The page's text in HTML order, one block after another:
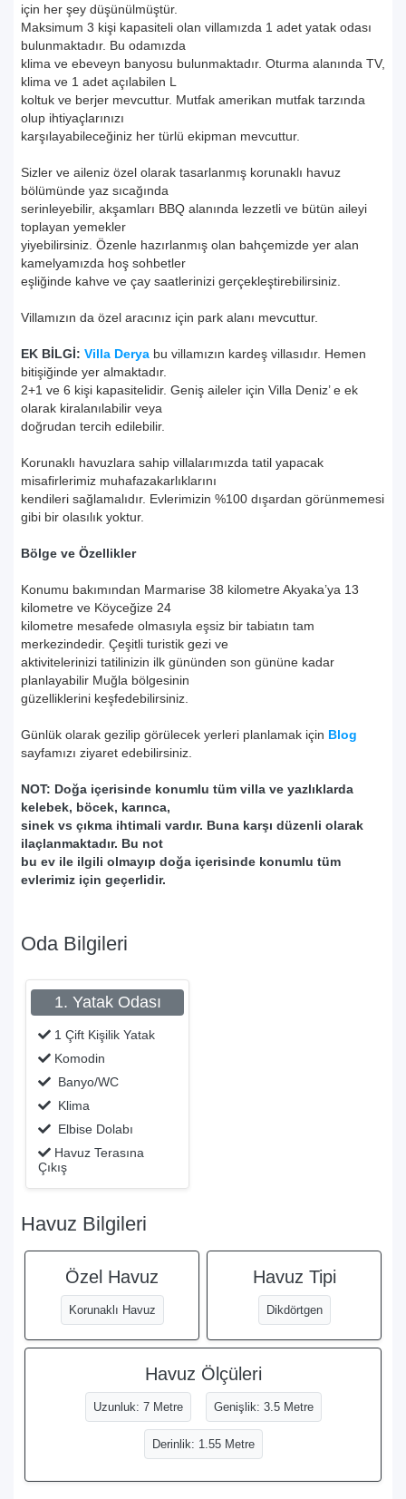
için her şey düşünülmüştür.
Maksimum 3 kişi kapasiteli olan villamızda 1 adet yatak odası
bulunmaktadır. Bu odamızda
klima ve ebeveyn banyosu bulunmaktadır. Oturma alanında TV,
klima ve 1 adet açılabilen L
koltuk ve berjer mevcuttur. Mutfak amerikan mutfak tarzında
olup ihtiyaçlarınızı
karşılayabileceğiniz her türlü ekipman mevcuttur.
Sizler ve aileniz özel olarak tasarlanmış korunaklı havuz
bölümünde yaz sıcağında
serinleyebilir, akşamları BBQ alanında lezzetli ve bütün aileyi
toplayan yemekler
yiyebilirsiniz. Özenle hazırlanmış olan bahçemizde yer alan
kamelyamızda hoş sohbetler
eşliğinde kahve ve çay saatlerinizi gerçekleştirebilirsiniz.
Villamızın da özel aracınız için park alanı mevcuttur.
EK BİLGİ: Villa Derya bu villamızın kardeş villasıdır. Hemen
bitişiğinde yer almaktadır.
2+1 ve 6 kişi kapasitelidir. Geniş aileler için Villa Deniz’ e ek
olarak kiralanılabilir veya
doğrudan tercih edilebilir.
Korunaklı havuzlara sahip villalarımızda tatil yapacak
misafirlerimiz muhafazakarlıklarını
kendileri sağlamalıdır. Evlerimizin %100 dışardan görünmemesi
gibi bir olasılık yoktur.
Bölge ve Özellikler
Konumu bakımından Marmarise 38 kilometre Akyaka’ya 13
kilometre ve Köyceğize 24
kilometre mesafede olmasıyla eşsiz bir tabiatın tam
merkezindedir. Çeşitli turistik gezi ve
aktivitelerinizi tatilinizin ilk gününden son gününe kadar
planlayabilir Muğla bölgesinin
güzelliklerini keşfedebilirsiniz.
Günlük olarak gezilip görülecek yerleri planlamak için Blog
sayfamızı ziyaret edebilirsiniz.
NOT: Doğa içerisinde konumlu tüm villa ve yazlıklarda
kelebek, böcek, karınca,
sinek vs çıkma ihtimali vardır. Buna karşı düzenli olarak
ilaçlanmaktadır. Bu not
bu ev ile ilgili olmayıp doğa içerisinde konumlu tüm
evlerimiz için geçerlidir.
Oda Bilgileri
1. Yatak Odası
1 Çift Kişilik Yatak
Komodin
Banyo/WC
Klima
Elbise Dolabı
Havuz Terasına
Çıkış
Havuz Bilgileri
Özel Havuz
Korunaklı Havuz
Havuz Tipi
Dikdörtgen
Havuz Ölçüleri
Uzunluk: 7 Metre Genişlik: 3.5 Metre
Derinlik: 1.55 Metre